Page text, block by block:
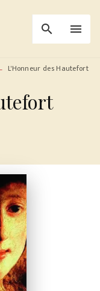
search menu
L'Honneur des Hautefort